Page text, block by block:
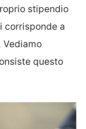
stipendio
corrisponde a
Vediamo
questo